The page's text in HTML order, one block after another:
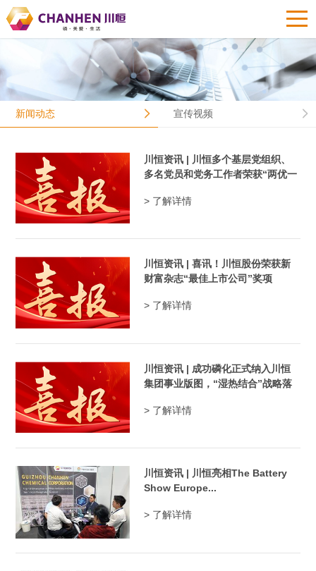
新闻动态 宣传视频
川恒资讯 | 川恒多个基层党组织、
多名党员和党务工作者荣获“两优一
> 了解详情
川恒资讯 | 喜讯！川恒股份荣获新
财富杂志“最佳上市公司”奖项
> 了解详情
川恒资讯 | 成功磷化正式纳入川恒
集团事业版图，“湿热结合”战略落
> 了解详情
川恒资讯 | 川恒亮相The Battery
Show Europe...
> 了解详情